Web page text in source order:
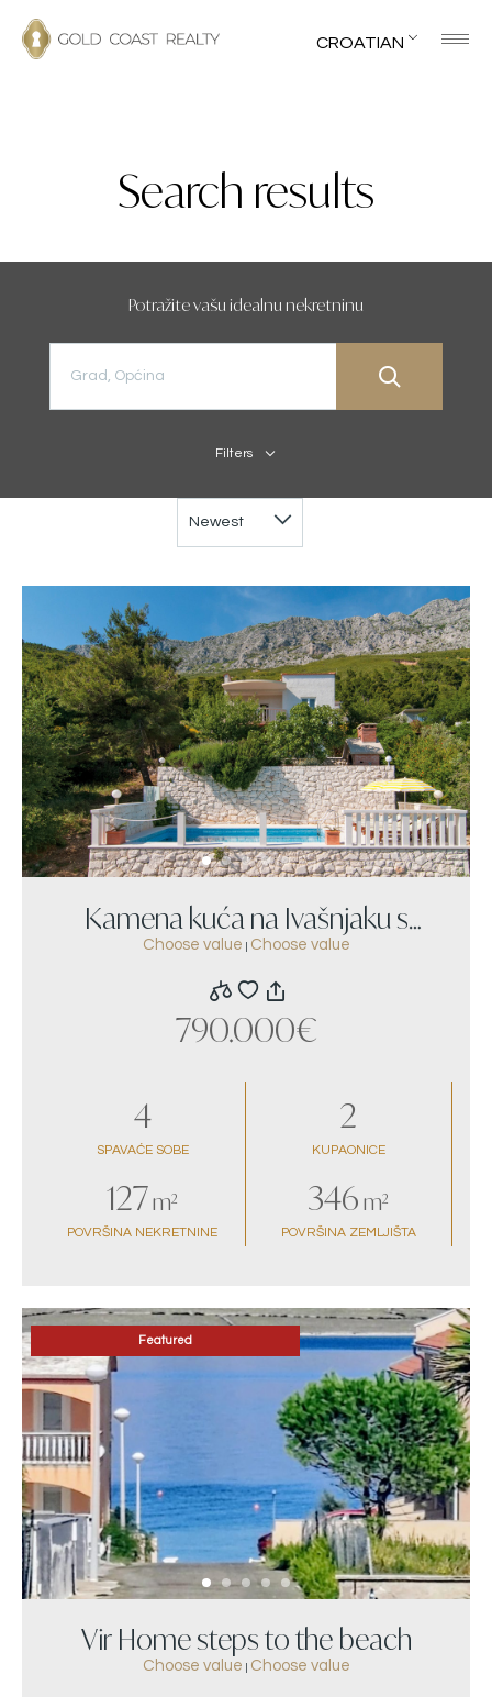
CROATIAN
Search results
Potražite vašu idealnu nekretninu
Filters
Kamena kuća na Ivašnjaku s
Choose value Choose value
790.000€
4
SPAVAĆE SOBE
2
KUPAONICE
127m²
POVRŠINA NEKRETNINE
346 m²
POVRŠINA ZEMLJIŠTA
Featured
Vir Home steps to the beach
Choose value Choose value